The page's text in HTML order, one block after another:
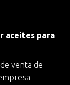
aceites para
venta de